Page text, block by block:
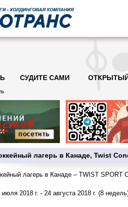
СУДИТЕ САМИ
лагерь в Канаде, Twist
лагерь в Канаде – TWIST SPORT
2018 г. - 24 августа 2018 г. (8